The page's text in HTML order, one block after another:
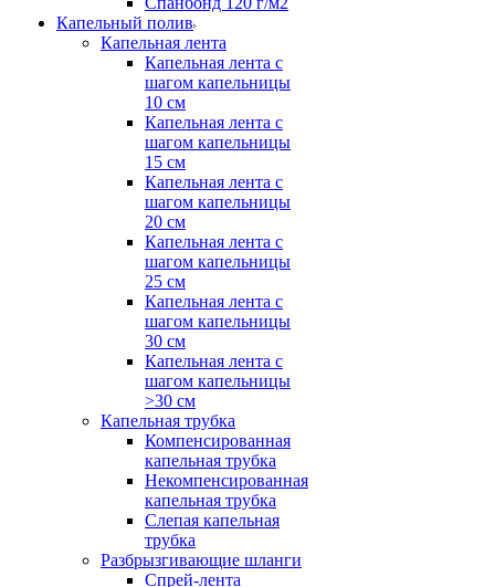
Капельный полив
Капельная лента
Капельная лента с
шагом капельницы
10 см
Капельная лента с
шагом капельницы
15 см
Капельная лента с
шагом капельницы
20 см
Капельная лента с
шагом капельницы
25 см
Капельная лента с
шагом капельницы
30 см
Капельная лента с
шагом капельницы
>30 см
Капельная трубка
Компенсированная
капельная трубка
Некомпенсированная
капельная трубка
Слепая капельная
трубка
Разбрызгивающие шланги
Спрей-лента